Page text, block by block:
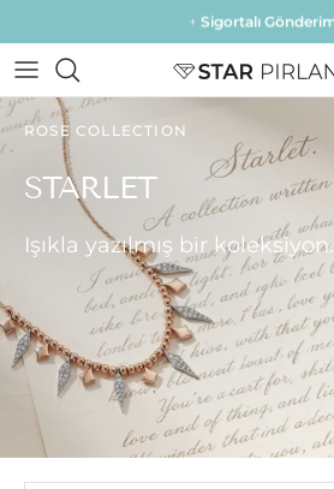
+ Sigortalı
ROSE COLLECTION
STARLET
Işıkla yazılmış bir koleksiyon.